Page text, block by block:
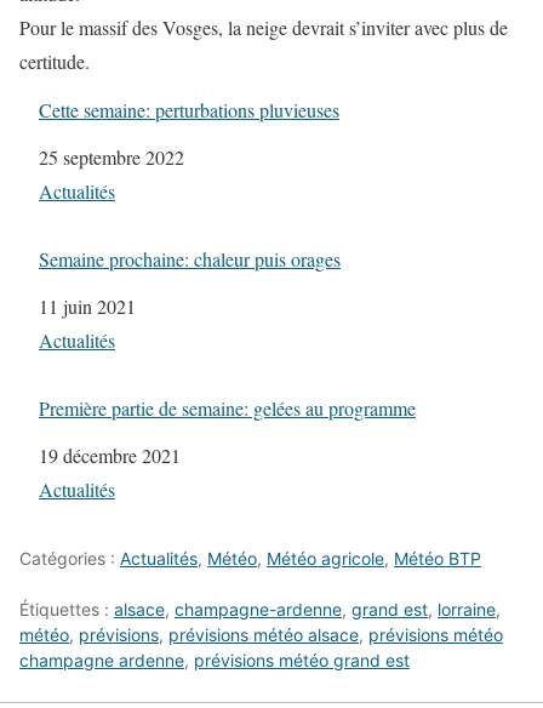
Pour le massif des Vosges, la neige devrait s’inviter avec plus de
certitude.
Cette semaine: perturbations pluvieuses
Date
25 septembre 2022
Par rapport à
Actualités
Semaine prochaine: chaleur puis orages
Date
11 juin 2021
Par rapport à
Actualités
Première partie de semaine: gelées au programme
Date
19 décembre 2021
Par rapport à
Actualités
Catégories : Actualités, Météo, Météo agricole, Météo BTP
Étiquettes : alsace, champagne-ardenne, grand est, lorraine,
météo, prévisions, prévisions météo alsace, prévisions météo
champagne ardenne, prévisions météo grand est